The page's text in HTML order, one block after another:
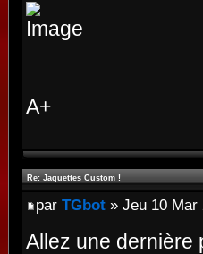
A+
Re: Jaquettes Custom !
par TGbot » Jeu 10 Mar
Allez une dernière